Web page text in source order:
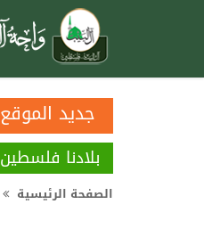
جديد الموقع
بلادنا فلسطين
الصفحة الرئيسية